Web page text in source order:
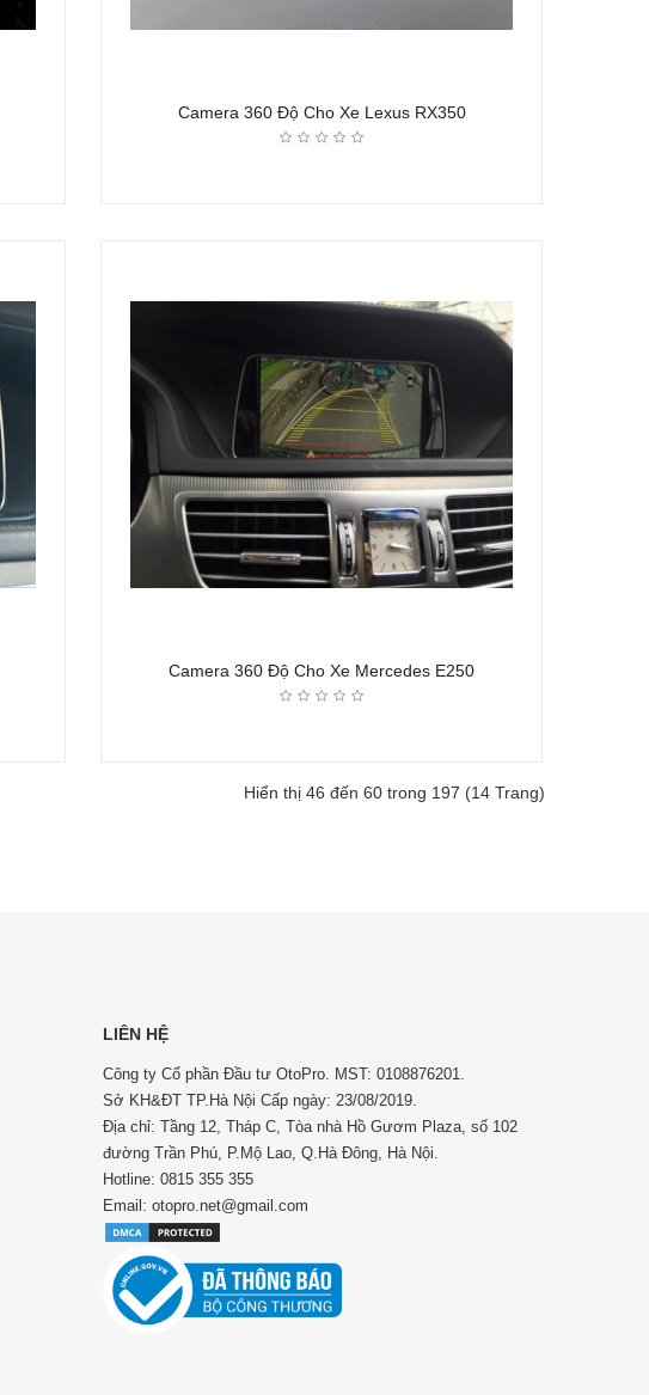
Camera 360 Độ Cho Xe Lexus RX350
Camera 360 Độ Cho Xe Mercedes E250
Hiển thị 46 đến 60 trong 197 (14 Trang)
LIÊN HỆ
Công ty Cổ phần Đầu tư OtoPro. MST: 0108876201.
Sở KH&ĐT TP.Hà Nội Cấp ngày: 23/08/2019.
Địa chỉ: Tầng 12, Tháp C, Tòa nhà Hồ Gươm Plaza, số 102
đường Trần Phú, P.Mộ Lao, Q.Hà Đông, Hà Nội.
Hotline: 0815 355 355
Email: otopro.net@gmail.com